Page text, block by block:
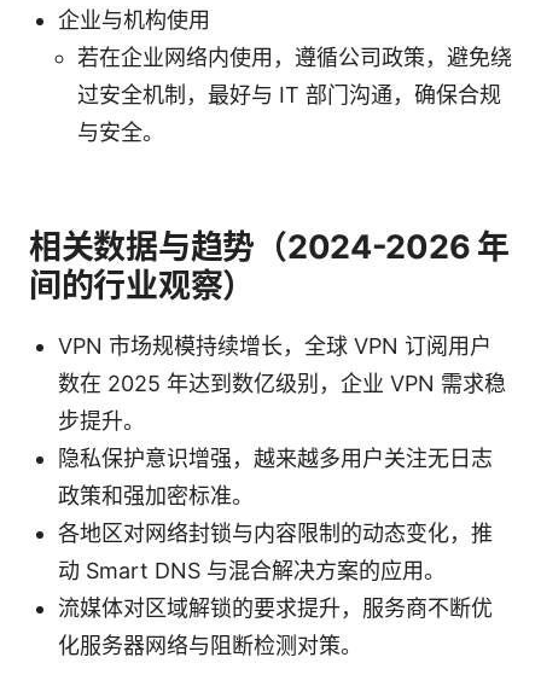
企业与机构使用
若在企业网络内使用，遵循公司政策，避免绕
过安全机制，最好与 IT 部门沟通，确保合规
与安全。
相关数据与趋势（2024-2026 年
间的行业观察）
VPN 市场规模持续增长，全球 VPN 订阅用户
数在 2025 年达到数亿级别，企业 VPN 需求稳
步提升。
隐私保护意识增强，越来越多用户关注无日志
政策和强加密标准。
各地区对网络封锁与内容限制的动态变化，推
动 Smart DNS 与混合解决方案的应用。
流媒体对区域解锁的要求提升，服务商不断优
化服务器网络与阻断检测对策。